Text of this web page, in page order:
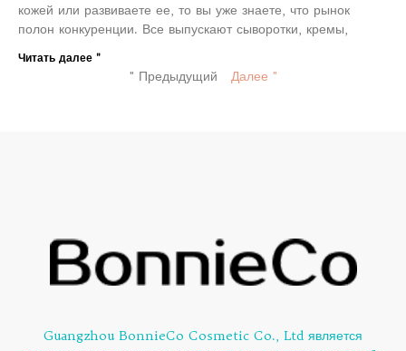
кожей или развиваете ее, то вы уже знаете, что рынок
полон конкуренции. Все выпускают сыворотки, кремы,
Читать далее "
" Предыдущий Далее "
Guangzhou BonnieCo Cosmetic Co., Ltd является